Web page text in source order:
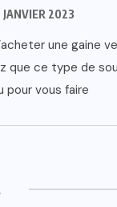
JANVIER 2023
une gaine
que ce type de
pour vous faire